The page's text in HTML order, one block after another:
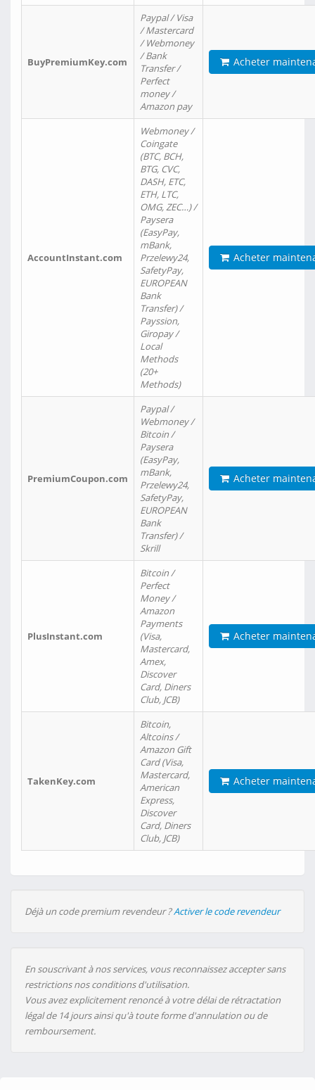
BuyPremiumKey.com
Paypal / Visa
/ Mastercard
/ Webmoney
/ Bank
Transfer /
Perfect
money /
Amazon pay
Acheter
AccountInstant.com
Webmoney /
Coingate
(BTC, BCH,
BTG, CVC,
DASH, ETC,
ETH, LTC,
OMG, ZEC…) /
Paysera
(EasyPay,
mBank,
Przelewy24,
SafetyPay,
EUROPEAN
Bank
Transfer) /
Payssion,
Giropay /
Local
Methods
(20+
Methods)
Acheter
PremiumCoupon.com
Paypal /
Webmoney /
Bitcoin /
Paysera
(EasyPay,
mBank,
Przelewy24,
SafetyPay,
EUROPEAN
Bank
Transfer) /
Skrill
Acheter
PlusInstant.com
Bitcoin /
Perfect
Money /
Amazon
Payments
(Visa,
Mastercard,
Amex,
Discover
Card, Diners
Club, JCB)
Acheter
TakenKey.com
Bitcoin,
Altcoins /
Amazon Gift
Card (Visa,
Mastercard,
American
Express,
Discover
Card, Diners
Club, JCB)
Acheter
Déjà un code premium revendeur ?Activer le code revendeur
En souscrivant à nos services, vous reconnaissez accepter sans
restrictions nos conditions d'utilisation.
Vous avez explicitement renoncé à votre délai de rétractation
légal de 14 jours ainsi qu'à toute forme d'annulation ou de
remboursement.